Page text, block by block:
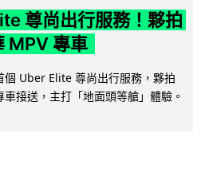
尊尚出行服務！夥拍
MPV 專車
Uber Elite 尊尚出行服務，夥拍
接送，主打「地面頭等艙」體驗。